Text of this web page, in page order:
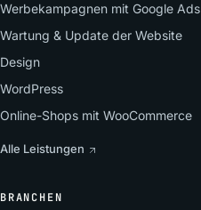
Werbekampagnen mit Google Ads
Wartung & Update der Website
Design
WordPress
Online-Shops mit WooCommerce
Alle Leistungen
BRANCHEN